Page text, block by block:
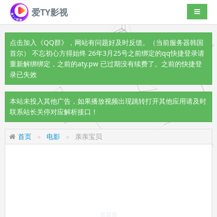
爱TY影视 导航切
点击加入《QQ群》
，网站有问题好及时反馈。（当前服务器韩国
首尔） 不忘初心方得始终 26年3月25号之前绑定的qq快捷登录请
重新解绑绑定，之前的aty.pw 已过期没有续费了。之前的快捷登
录已失效
本站未投入其他广告，如果播放视频出现跳转打开其他应用请及时
联系站长关停对应解析接口！
首页 电影 亲亲宝贝